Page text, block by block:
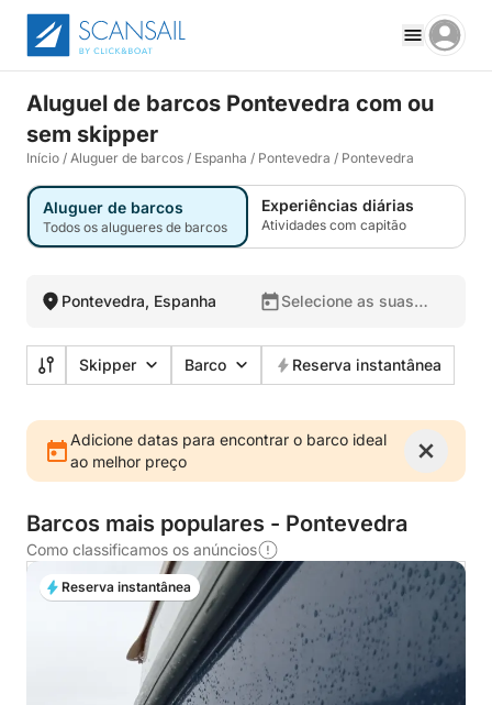
Aluguel de barcos Pontevedra com ou
sem skipper
Início / Aluguer de barcos / Espanha / Pontevedra / Pontevedra
Aluguer de barcos
Todos os alugueres de barcos
Experiências diárias
Atividades com capitão
Pontevedra, Espanha
Selecione as suas
Skipper Barco Reserva instantânea
Adicione datas para encontrar o barco ideal
ao melhor preço
Barcos mais populares - Pontevedra
Como classificamos os anúncios
Reserva instantânea